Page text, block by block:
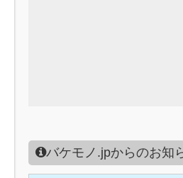
バケモノ.jpからのお知